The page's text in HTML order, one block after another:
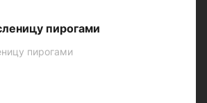
пирогами
пирогами